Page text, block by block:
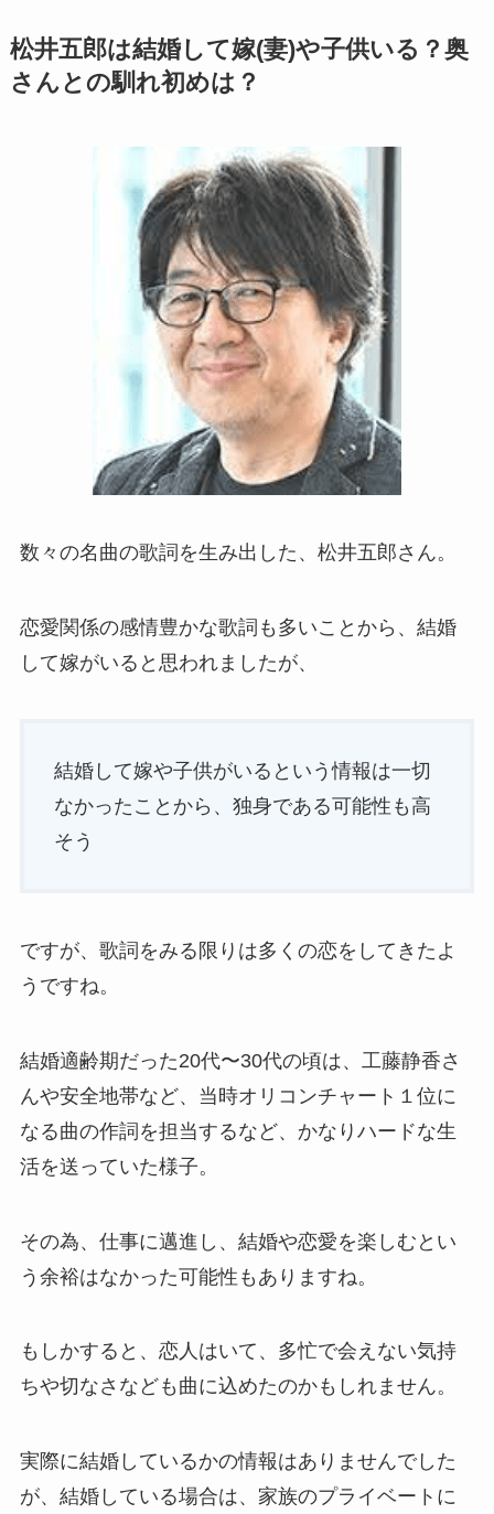
松井五郎は結婚して嫁(妻)や子供いる？奥
さんとの馴れ初めは？
数々の名曲の歌詞を生み出した、松井五郎さん。
恋愛関係の感情豊かな歌詞も多いことから、結婚
して嫁がいると思われましたが、
結婚して嫁や子供がいるという情報は一切
なかったことから、独身である可能性も高
そう
ですが、歌詞をみる限りは多くの恋をしてきたよ
うですね。
結婚適齢期だった20代〜30代の頃は、工藤静香さ
んや安全地帯など、当時オリコンチャート１位に
なる曲の作詞を担当するなど、かなりハードな生
活を送っていた様子。
その為、仕事に邁進し、結婚や恋愛を楽しむとい
う余裕はなかった可能性もありますね。
もしかすると、恋人はいて、多忙で会えない気持
ちや切なさなども曲に込めたのかもしれません。
実際に結婚しているかの情報はありませんでした
が、結婚している場合は、家族のプライベートに